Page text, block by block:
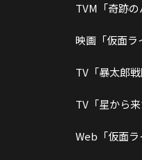
TVM「奇跡の
映画「仮面ラ
TV「暴太郎
TV「星から
Web「仮面ラ